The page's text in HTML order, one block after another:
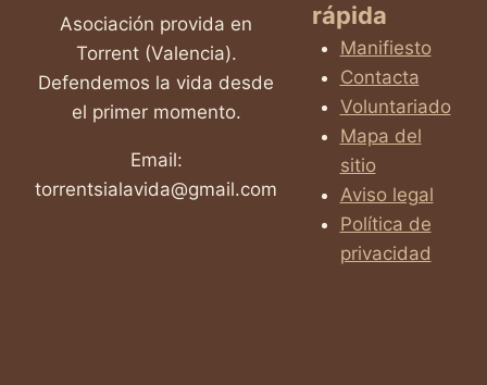
Asociación provida en
Torrent (Valencia).
Defendemos la vida desde
el primer momento.
Email:
torrentsialavida@gmail.com
rápida
Manifiesto
Contacta
Voluntariado
Mapa del
sitio
Aviso legal
Política de
privacidad